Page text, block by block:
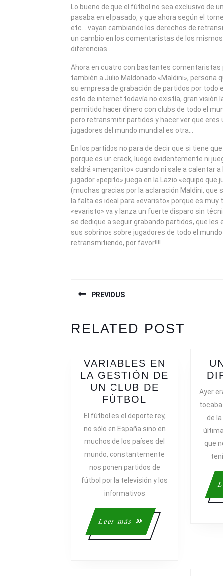
2008
Lo bueno de que el fútbol no sea exclusivo de
pasaba en el pasado, y que ahora según el
etc… vayan cambiando los derechos de
un cambio en los comentaristas de los
diferencias…
Ahora en cuatro con bastantes comentaristas
también a Julio Maldonado «Maldini», persona
su empresa de grabación de partidos por todo
esto de internet todavía no existía, gran visión
permitido hacer dinero con clubs de todo el
pero retransmitir partidos y hacer ver que eres
jugadores del mundo mundial es otra…
En los partidos no para de decir que si tiene
porque es un crack, luego evidentemente ni
saldrá «menganito» cuando ni sale a calentar a
jugador «pepito» juega en la Lazio «equipo que
(muchas gracias por la aclaración Maldini, que
la falta es ideal para «evaristo» porque es muy
«evaristo» va y lanza un fuerte disparo sin
se dedique a seguir grabando partidos, que les
sus sobrinos sobre jugadores de todo el
retransmitiendo, por favor!!!!
DE
ENTRADAS
PREVIOUS
post:
RELATED POST
VARIABLES EN
LA GESTIÓN DE
UN CLUB DE
FÚTBOL VARIABLES
EN
GESTIÓN
DE
UN
CLUB
DE
El fútbol es el deporte rey,
no sólo en España sino en
muchos de los países del
mundo, constantemente
nos ponen partidos de
fútbol por la televisión y los
informativos
Leer más
Leer
más
Ayer
de
que